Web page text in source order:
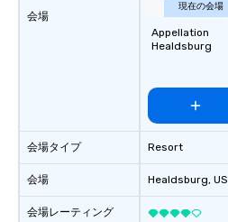
会場
会場タイプ
会場
会場レーティング
現在の会場
Appellation
Healdsburg
Resort
Healdsburg, US